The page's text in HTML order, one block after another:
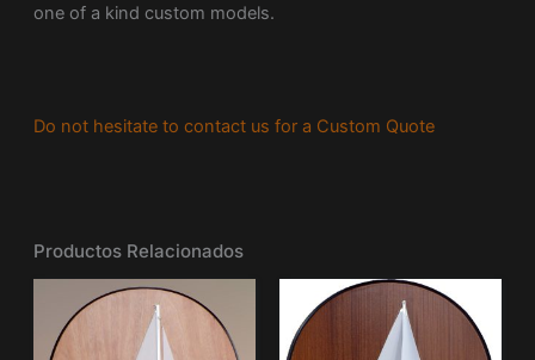
one of a kind custom models.
Do not hesitate to contact us for a Custom Quote
Productos Relacionados